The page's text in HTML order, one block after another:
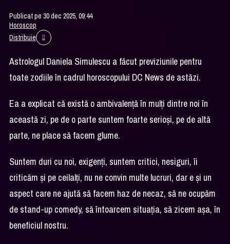
Publicat pe 30 dec 2025, 09:44
Horoscop
Distribuie
Astrologul Daniela Simulescu a făcut previziunile pentru
toate zodiile în cadrul horoscopului DC News de astăzi.
Ea a explicat că există o ambivalență în mulți dintre noi în
această zi, pe de o parte suntem foarte serioși, pe de altă
parte, ne place să facem glume.
Suntem duri cu noi, exigenți, suntem critici, nesiguri, îi
criticăm și pe ceilalți, nu ne convin multe lucruri, dar e și un
aspect care ne ajută să facem haz de necaz, să ne ocupăm
de stand-up comedy, să întoarcem situația, să zicem așa, în
beneficiul nostru.